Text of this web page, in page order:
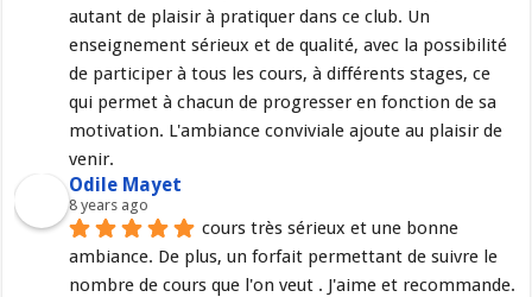
autant de plaisir à pratiquer dans ce club. Un
enseignement sérieux et de qualité, avec la possibilité
de participer à tous les cours, à différents stages, ce
qui permet à chacun de progresser en fonction de sa
motivation. L'ambiance conviviale ajoute au plaisir de
venir.
Odile Mayet
8 years ago
cours très sérieux et une bonne
ambiance. De plus, un forfait permettant de suivre le
nombre de cours que l'on veut . J'aime et recommande.